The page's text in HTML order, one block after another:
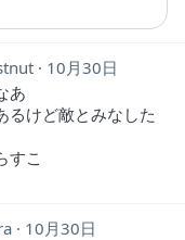
10月30日
あ
るけど敵とみなした
すこ
10月30日